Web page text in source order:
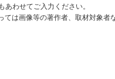
わせてご入力ください。
は画像等の著作者、取材対象者